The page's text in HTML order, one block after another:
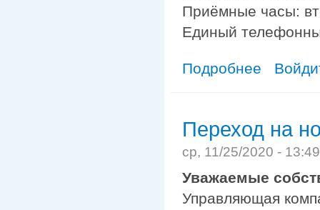
Приёмные часы:
Единый
Подробнее о Новый
Переход на
ср, 11/25/2020 -
Уважаемые
Управляющая